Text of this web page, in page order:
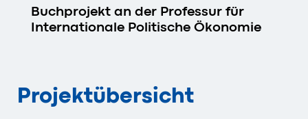
Buchprojekt an der Professur für
Internationale Politische Ökonomie
Projektübersicht